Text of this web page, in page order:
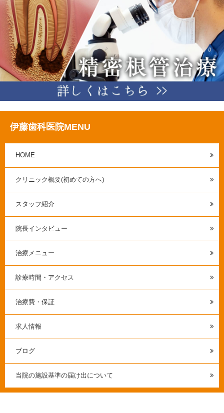
伊藤歯科医院MENU
HOME
クリニック概要(初めての方へ)
スタッフ紹介
院長インタビュー
治療メニュー
診療時間・アクセス
治療費・保証
求人情報
ブログ
当院の施設基準の届け出について